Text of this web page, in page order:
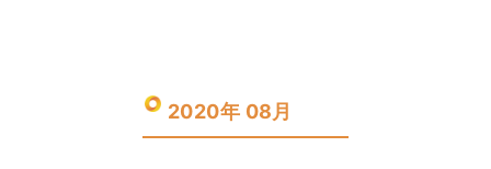
2020年 08月